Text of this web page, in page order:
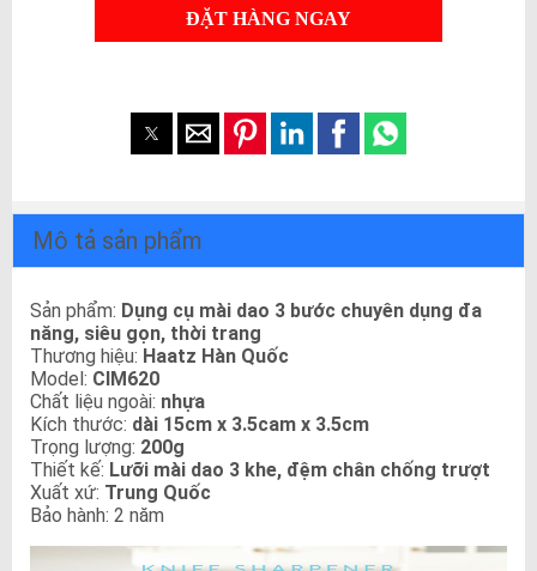
ĐẶT HÀNG NGAY
Mô tả sản phẩm
Sản phẩm: Dụng cụ mài dao 3 bước chuyên dụng đa
năng, siêu gọn, thời trang
Thương hiệu: Haatz Hàn Quốc
Model: CIM620
Chất liệu ngoài: nhựa
Kích thước: dài 15cm x 3.5cam x 3.5cm
Trọng lượng: 200g
Thiết kế: Lưỡi mài dao 3 khe, đệm chân chống trượt
Xuất xứ: Trung Quốc
Bảo hành: 2 năm